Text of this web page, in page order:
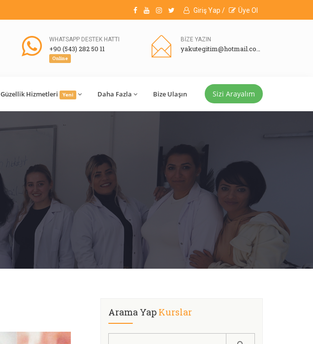
Giriş Yap / Üye Ol
WHATSAPP DESTEK HATTI
+90 (543) 282 50 11
Online
BİZE YAZIN
yakutegitim@hotmail.com
Güzellik Hizmetleri Yeni Daha Fazla Bize Ulaşın Sizi Arayalım
Arama Yap Kurslar